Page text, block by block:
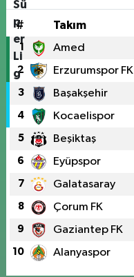
# Takım
1 Amed
2 Erzurumspor FK
3 Başakşehir
4 Kocaelispor
5 Beşiktaş
6 Eyüpspor
7 Galatasaray
8 Çorum FK
9 Gaziantep FK
10 Alanyaspor